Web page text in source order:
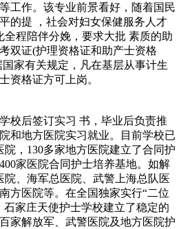
工作。该专业前景看好，随着国民
的提 ，社会对妇女保健服务人才
程陪伴分娩，要求大批 素质的助
双证(护理资格证和助产士资格
家有关规定，凡在基层从事计生
资格证方可上岗。
校后签订实习 书，毕业后负责推
和地方医院实习就业。目前学校已
，130多家地方医院建立了合同护
家医院合同护士培养基地。如解
院、海军总医院、武警上海总队医
方医院等。在全国独家实行“二位
家庄天使护士学校建立了稳定的
家解放军、武警医院及地方医院护